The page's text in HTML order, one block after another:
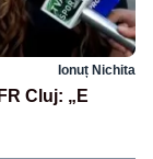
Ionuț Nichita
Cluj: „E